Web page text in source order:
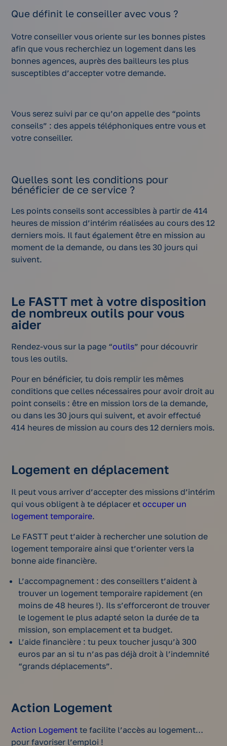
Que définit le conseiller avec vous ?
Votre conseiller vous oriente sur les bonnes pistes
afin que vous recherchiez un logement dans les
bonnes agences, auprès des bailleurs les plus
susceptibles d’accepter votre demande.
Vous serez suivi par ce qu’on appelle des “points
conseils” : des appels téléphoniques entre vous et
votre conseiller.
Quelles sont les conditions pour
bénéficier de ce service ?
Les points conseils sont accessibles à partir de 414
heures de mission d’intérim réalisées au cours des 12
derniers mois. Il faut également être en mission au
moment de la demande, ou dans les 30 jours qui
suivent.
Le FASTT met à votre disposition
de nombreux outils pour vous
aider
Rendez-vous sur la page “outils” pour découvrir
tous les outils.
Pour en bénéficier, tu dois remplir les mêmes
conditions que celles nécessaires pour avoir droit au
point conseils : être en mission lors de la demande,
ou dans les 30 jours qui suivent, et avoir effectué
414 heures de mission au cours des 12 derniers mois.
Logement en déplacement
Il peut vous arriver d’accepter des missions d’intérim
qui vous obligent à te déplacer etoccuper un
logement temporaire.
Le FASTT peut t’aider à rechercher une solution de
logement temporaire ainsi que t’orienter vers la
bonne aide financière.
L’accompagnement : des conseillers t’aident à
trouver un logement temporaire rapidement (en
moins de 48 heures !). Ils s’efforceront de trouver
le logement le plus adapté selon la durée de ta
mission, son emplacement et ta budget.
L’aide financière : tu peux toucher jusqu’à 300
euros par an si tu n’as pas déjà droit à l’indemnité
“grands déplacements”.
Action Logement
Action Logement te facilite l’accès au logement…
pour favoriser l’emploi !